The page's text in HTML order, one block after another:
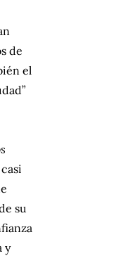
de
el
su
y